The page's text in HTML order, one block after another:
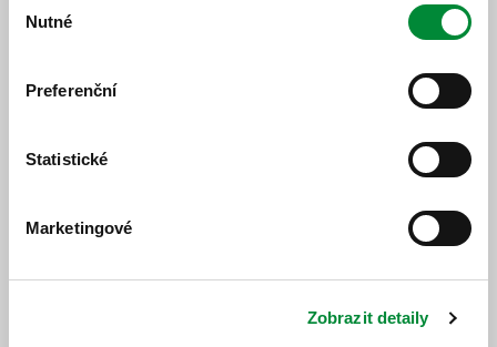
souhlasu
Nutné
Preferenční
Statistické
Marketingové
Zobrazit detaily
od 16. 5. 2026 do 12. 12.
změna jízdního